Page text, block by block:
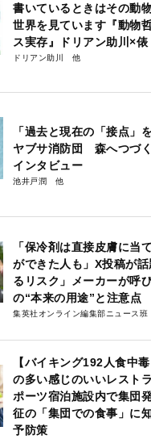
書いているときはその動
世界を見ています『動物
ス実存』ドリアン助川×俵
ドリアン助川
「過去と現在の「接点」
ヤブサ消防団 森へつづ
インタビュー
池井戸潤
「保冷剤は直接皮膚に当
ができた人も」X投稿が
るリスク」メーカーが呼
の“本来の用途”と注意点
集英社オンライン編集部ニュース班
【バイキング192人食中
の多い感じのいいレスト
ポーツ宿泊施設内で集団
征の「集団での食事」に
予防策